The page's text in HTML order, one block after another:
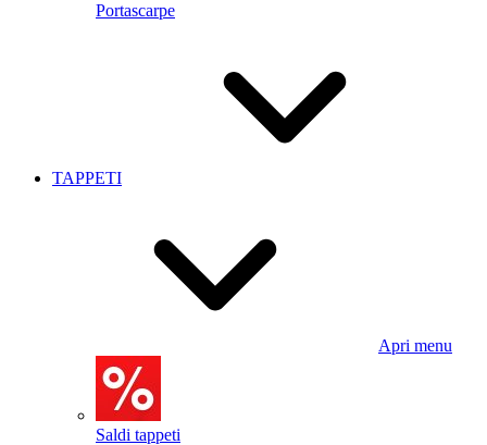
Portascarpe
TAPPETI
Apri menu
Saldi tappeti